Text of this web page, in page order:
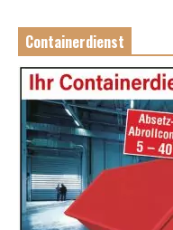
Containerdienst